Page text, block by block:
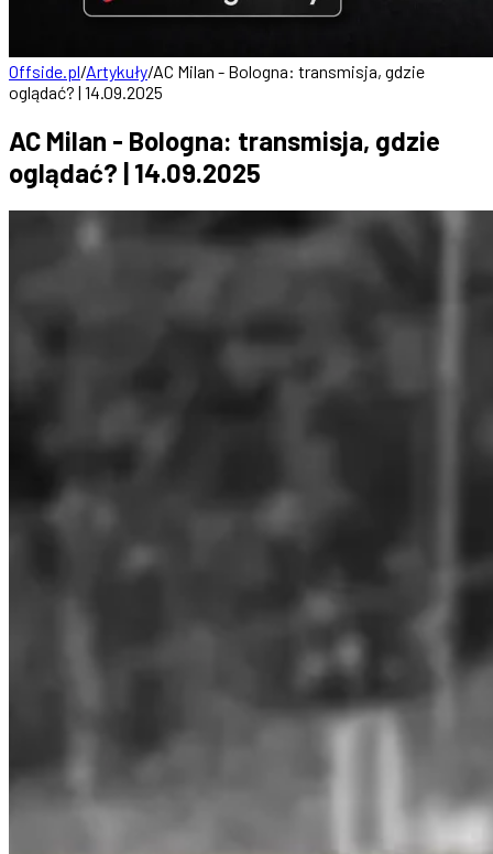
Offside.pl/Artykuły/AC Milan - Bologna: transmisja, gdzie
oglądać? | 14.09.2025
AC Milan - Bologna: transmisja, gdzie
oglądać? | 14.09.2025